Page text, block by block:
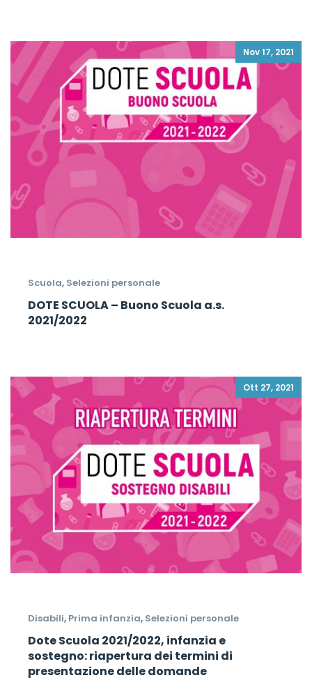
Nov 17, 2021
Scuola, Selezioni personale
DOTE SCUOLA – Buono Scuola a.s.
2021/2022
Ott 27, 2021
Disabili, Prima infanzia, Selezioni personale
Dote Scuola 2021/2022, infanzia e
sostegno: riapertura dei termini di
presentazione delle domande